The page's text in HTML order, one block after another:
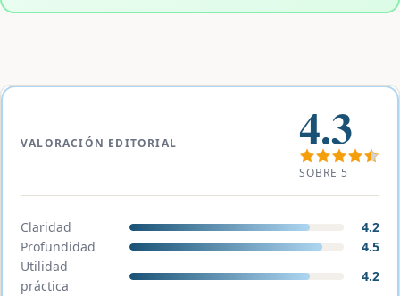
VALORACIÓN EDITORIAL 4.3
SOBRE 5
Claridad
4.2
Profundidad
4.5
Utilidad
práctica
4.2